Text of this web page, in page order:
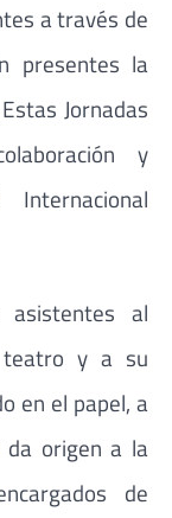
a través de
presentes la
Jornadas
y
al
teatro y a su
en el papel, a
origen a la
de